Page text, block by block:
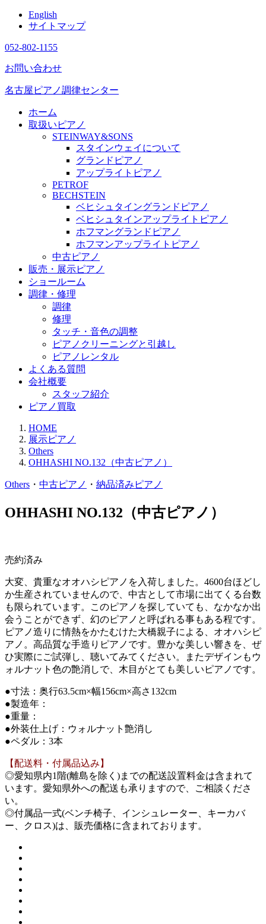
English
サイトマップ
052-802-1155
お問い合わせ
名古屋ピアノ調律センター
ホーム
取扱いピアノ
STEINWAY&SONS
スタインウェイについて
グランドピアノ
アップライトピアノ
PETROF
BECHSTEIN
ベヒシュタイングランドピアノ
ベヒシュタインアップライトピアノ
ホフマングランドピアノ
ホフマンアップライトピアノ
中古ピアノ
販売・展示ピアノ
ショールーム
調律・修理
調律
修理
タッチ・音色の調整
ピアノクリーニングと引越し
ピアノレンタル
よくある質問
会社概要
スタッフ紹介
ピアノ買取
HOME
展示ピアノ
Others
OHHASHI NO.132（中古ピアノ）
Others ・ 中古ピアノ ・ 納品済みピアノ
OHHASHI NO.132（中古ピアノ）
売約済み
大変、貴重なオオハシピアノを入荷しました。4600台ほどし
か生産されていませんので、中古として市場に出てくる台数
も限られています。このピアノを探していても、なかなか出
会うことができず、幻のピアノと呼ばれる事もある程です。
ピアノ造りに情熱をかたむけた大橋親子による、オオハシピ
アノ。高品質な手造りピアノです。豊かな美しい響きを、ぜ
ひ実際にご試弾し、聴いてみてください。またデザインもウ
ォルナット色の艶消しで、木目がとても美しいピアノです。
●寸法：奥行63.5cm×幅156cm×高さ132cm
●製造年：
●重量：
●外装仕上げ：ウォルナット艶消し
●ペダル：3本
【配送料・付属品込み】
◎愛知県内1階(離島を除く)までの配送設置料金は含まれて
います。愛知県外への配送も承りますので、ご相談くださ
い。
◎付属品一式(ベンチ椅子、インシュレーター、キーカバ
ー、クロス)は、販売価格に含まれております。